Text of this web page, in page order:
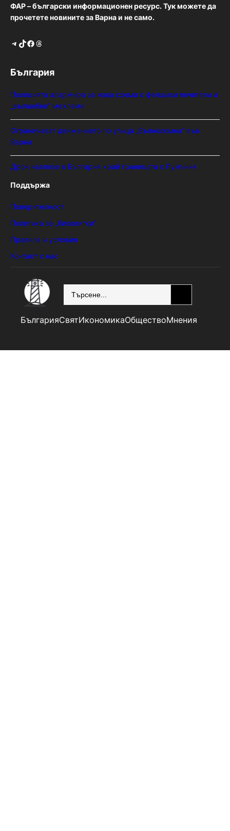
ФАР – български информационен ресурс. Тук можете да
прочетете новините за Варна и не само.
Telegram TikTok Facebook Threads
България
Полицията алармира за нова схема с фалшиви лечители и
„вълшебни“ мехлеми
Ограничават движението по улица „Вълноломна“ във
Варна
Дрон навлезе в България край границата с Румъния
Поддържа
Поверителност
Политика за „бисквитки“
Правила и условия
Контакт с нас
БългарияСвятИкономикаОбществоМнения